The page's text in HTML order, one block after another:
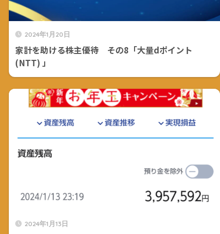
2024年1月20日
家計を助ける株主優待 その8「大量dポイント
(NTT) 」
2024年1月13日